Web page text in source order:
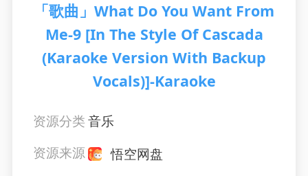
「歌曲」What Do You Want From
Me-9 [In The Style Of Cascada
(Karaoke Version With Backup
Vocals)]-Karaoke
资源分类音乐
资源来源
悟空网盘